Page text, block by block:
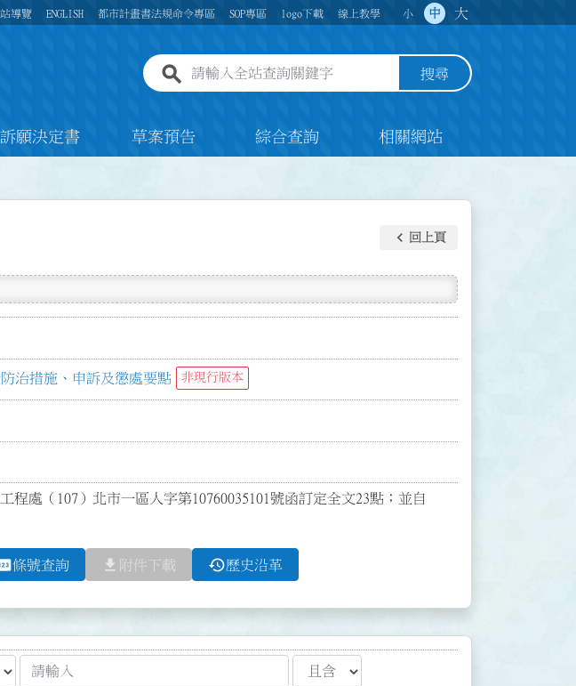
導覽 ENGLISH 都市計畫書法規命令專區 SOP專區 logo下載 線上教學 小 中 大
全站查詢關鍵字欄位 搜尋
訴願決定書 草案預告 綜合查詢 相關網站
keyboard_arrow_left 回上頁
治措施、申訴及懲處要點 非現行版本
程處（107）北市一區人字第10760035101號函訂定全文23點；並自
條號查詢 file_download 附件下載 history歷史沿革